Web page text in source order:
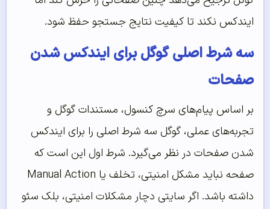
ایندکس نکند تا کیفیت نتایج جستجو حفظ شود.
سه شرط اصلی گوگل برای ایندکس شدن
صفحات
بر اساس پیام‌های سرچ کنسول، مستندات گوگل و
تجربه‌های عملی، گوگل سه شرط اصلی را برای ایندکس
شدن صفحات در نظر می‌گیرد. شرط اول این است که
صفحه نباید مشکل امنیتی، تخلف یا Manual Action
داشته باشد. اگر سایتی دچار مشکلات امنیتی، بلک سئو